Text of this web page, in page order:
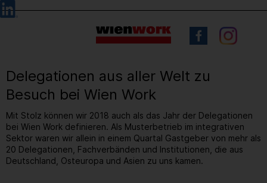
Barrierefreie
Bedienung
Sprachauswahl
Delegationen aus aller Welt zu
Besuch bei Wien Work
Mit Stolz können wir 2018 auch als das Jahr der Delegationen
bei Wien Work definieren. Als Musterbetrieb im integrativen
Sektor waren wir allein in einem Quartal Gastgeber von mehr als
20 Delegationen, Fachverbänden und Institutionen, die aus
Deutschland, Osteuropa und Asien zu uns kamen.